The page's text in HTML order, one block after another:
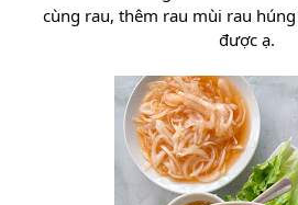
cùng rau, thêm rau mùi rau
được ạ.